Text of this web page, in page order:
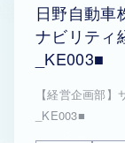
日野自動車
ナビリティ
_KE003■
【経営企画部
_KE003■